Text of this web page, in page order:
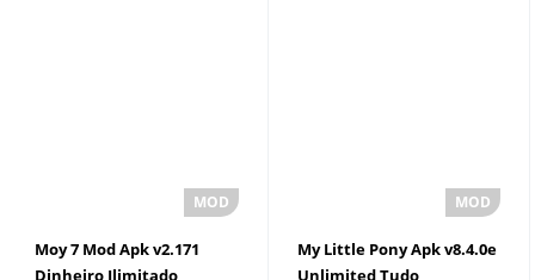
Moy 7 Mod Apk v2.171
Dinheiro Ilimitado
My Little Pony Apk v8.4.0e
Unlimited Tudo